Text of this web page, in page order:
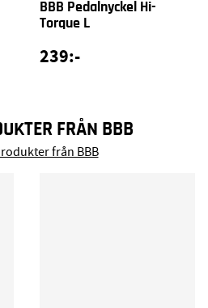
BBB Pedalnyckel Hi-
Torque L
239:-
FRÅN BBB
från BBB